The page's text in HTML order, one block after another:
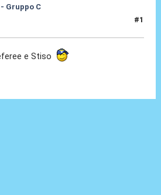
Gruppo C
#1
e Stiso